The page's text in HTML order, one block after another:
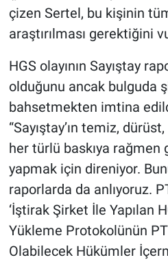
çizen Sertel, bu kişinin
araştırılması gerektiğini
HGS olayının Sayıştay
olduğunu ancak bulguda
bahsetmekten imtina
“Sayıştay’ın temiz,
her türlü baskıya rağmen
yapmak için direniyor.
raporlarda da anlıyoruz.
‘İştirak Şirket İle Yapılan
Yükleme Protokolünün
Olabilecek Hükümler